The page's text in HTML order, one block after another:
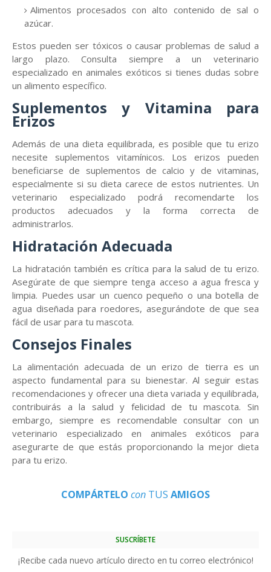
Alimentos procesados con alto contenido de sal o
azúcar.
Estos pueden ser tóxicos o causar problemas de salud a
largo plazo. Consulta siempre a un veterinario
especializado en animales exóticos si tienes dudas sobre
un alimento específico.
Suplementos y Vitamina para
Erizos
Además de una dieta equilibrada, es posible que tu erizo
necesite suplementos vitamínicos. Los erizos pueden
beneficiarse de suplementos de calcio y de vitaminas,
especialmente si su dieta carece de estos nutrientes. Un
veterinario especializado podrá recomendarte los
productos adecuados y la forma correcta de
administrarlos.
Hidratación Adecuada
La hidratación también es crítica para la salud de tu erizo.
Asegúrate de que siempre tenga acceso a agua fresca y
limpia. Puedes usar un cuenco pequeño o una botella de
agua diseñada para roedores, asegurándote de que sea
fácil de usar para tu mascota.
Consejos Finales
La alimentación adecuada de un erizo de tierra es un
aspecto fundamental para su bienestar. Al seguir estas
recomendaciones y ofrecer una dieta variada y equilibrada,
contribuirás a la salud y felicidad de tu mascota. Sin
embargo, siempre es recomendable consultar con un
veterinario especializado en animales exóticos para
asegurarte de que estás proporcionando la mejor dieta
para tu erizo.
COMPÁRTELO con TUS AMIGOS
SUSCRÍBETE
¡Recibe cada nuevo artículo directo en tu correo electrónico!